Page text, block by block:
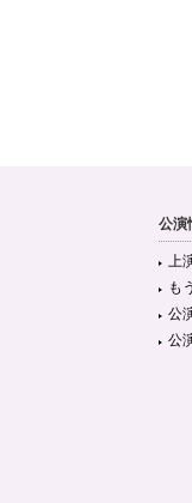
公演
上
も
公
公